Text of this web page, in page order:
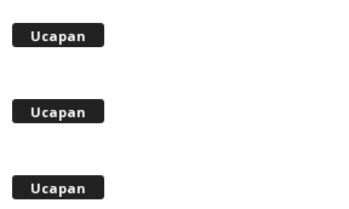
Ucapan
Ucapan
Ucapan